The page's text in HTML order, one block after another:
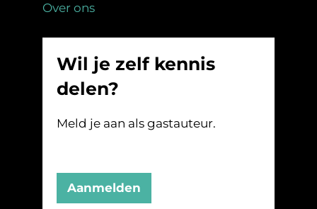
Over ons
Wil je zelf kennis
delen?
Meld je aan als gastauteur.
Aanmelden